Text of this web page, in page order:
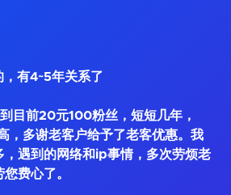
有4~5年关系了
目前20元100粉丝，短短几年，
，多谢老客户给予了老客优惠。我
，遇到的网络和ip事情，多次劳烦老
费心了。